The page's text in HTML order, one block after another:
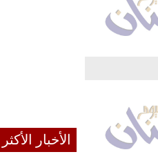
الأخبار